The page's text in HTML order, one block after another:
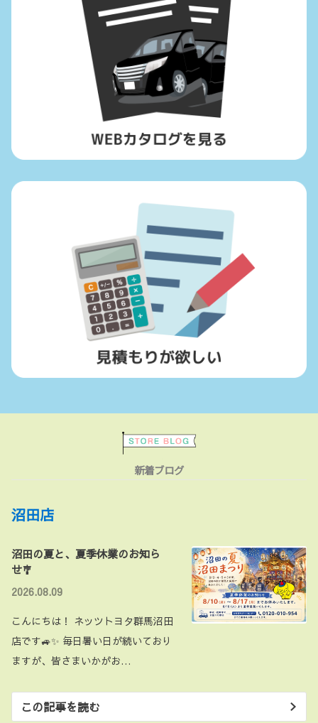
新着ブログ
沼田店
沼田の夏と、夏季休業のお知ら
せ🎐
2026.08.09
こんにちは！ ネッツトヨタ群馬沼田
店です🚙✨ 毎日暑い日が続いており
ますが、皆さまいかがお…
この記事を読む